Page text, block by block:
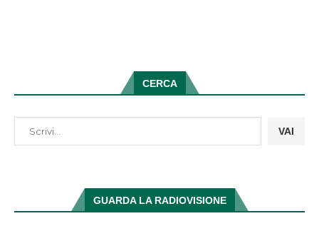
CERCA
VAI
GUARDA LA RADIOVISIONE